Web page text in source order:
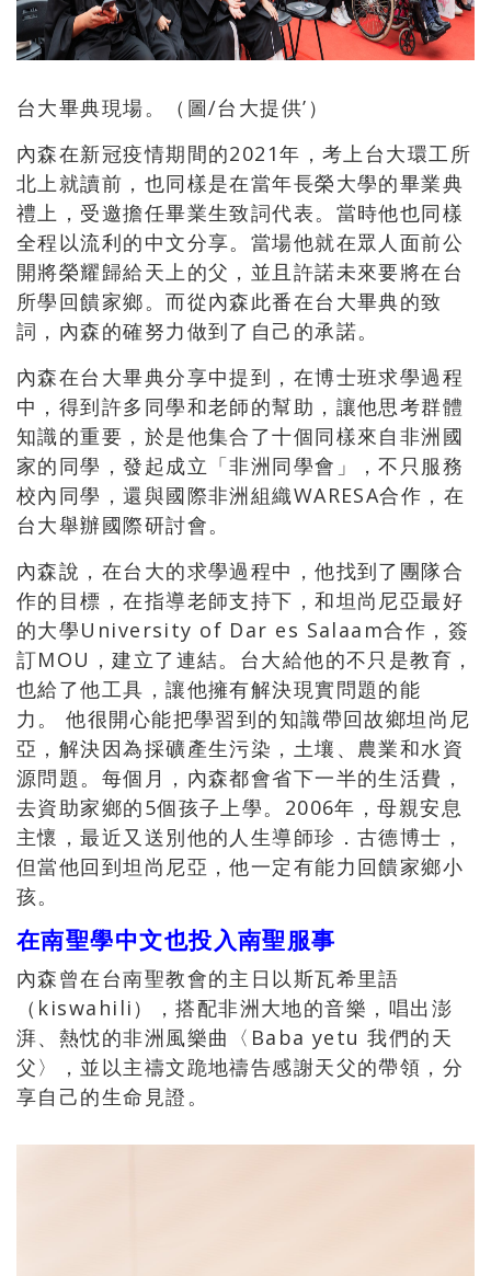
台大畢典現場。（圖/台大提供’）
內森在新冠疫情期間的2021年，考上台大環工所
北上就讀前，也同樣是在當年長榮大學的畢業典
禮上，受邀擔任畢業生致詞代表。當時他也同樣
全程以流利的中文分享。當場他就在眾人面前公
開將榮耀歸給天上的父，並且許諾未來要將在台
所學回饋家鄉。而從內森此番在台大畢典的致
詞，內森的確努力做到了自己的承諾。
內森在台大畢典分享中提到，在博士班求學過程
中，得到許多同學和老師的幫助，讓他思考群體
知識的重要，於是他集合了十個同樣來自非洲國
家的同學，發起成立「非洲同學會」，不只服務
校內同學，還與國際非洲組織WARESA合作，在
台大舉辦國際研討會。
內森說，在台大的求學過程中，他找到了團隊合
作的目標，在指導老師支持下，和坦尚尼亞最好
的大學University of Dar es Salaam合作，簽
訂MOU，建立了連結。台大給他的不只是教育，
也給了他工具，讓他擁有解決現實問題的能
力。 他很開心能把學習到的知識帶回故鄉坦尚尼
亞，解決因為採礦產生污染，土壤、農業和水資
源問題。每個月，內森都會省下一半的生活費，
去資助家鄉的5個孩子上學。2006年，母親安息
主懷，最近又送別他的人生導師珍．古德博士，
但當他回到坦尚尼亞，他一定有能力回饋家鄉小
孩。
在南聖學中文也投入南聖服事
內森曾在台南聖教會的主日以斯瓦希里語
（kiswahili），搭配非洲大地的音樂，唱出澎
湃、熱忱的非洲風樂曲〈Baba yetu 我們的天
父〉，並以主禱文跪地禱告感謝天父的帶領，分
享自己的生命見證。